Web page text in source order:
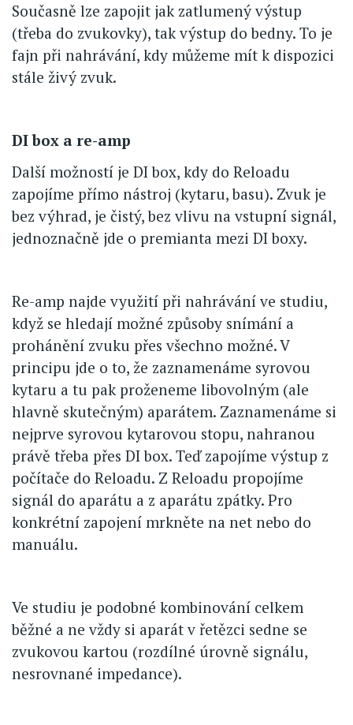
Současně lze zapojit jak zatlumený výstup
(třeba do zvukovky), tak výstup do bedny. To je
fajn při nahrávání, kdy můžeme mít k dispozici
stále živý zvuk.
DI box a re-amp
Další možností je DI box, kdy do Reloadu
zapojíme přímo nástroj (kytaru, basu). Zvuk je
bez výhrad, je čistý, bez vlivu na vstupní signál,
jednoznačně jde o premianta mezi DI boxy.
Re-amp najde využití při nahrávání ve studiu,
když se hledají možné způsoby snímání a
prohánění zvuku přes všechno možné. V
principu jde o to, že zaznamenáme syrovou
kytaru a tu pak proženeme libovolným (ale
hlavně skutečným) aparátem. Zaznamenáme si
nejprve syrovou kytarovou stopu, nahranou
právě třeba přes DI box. Teď zapojíme výstup z
počítače do Reloadu. Z Reloadu propojíme
signál do aparátu a z aparátu zpátky. Pro
konkrétní zapojení mrkněte na net nebo do
manuálu.
Ve studiu je podobné kombinování celkem
běžné a ne vždy si aparát v řetězci sedne se
zvukovou kartou (rozdílné úrovně signálu,
nesrovnané impedance).